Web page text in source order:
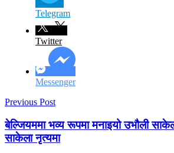
Telegram
Twitter
Messenger
Previous Post
बेल्जियममा भव्य रूपमा मनाइयो उभौली
साकेला नृत्यमा